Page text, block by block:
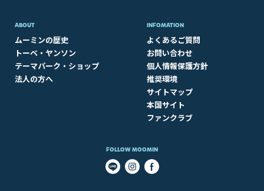
ABOUT​
ムーミンの歴史
トーベ・ヤンソン
テーマパーク・ショップ
法人の方へ
INFOMATION
よくあるご質問
お問い合わせ
個人情報保護方針
推奨環境
サイトマップ
本国サイト
ファンクラブ
FOLLOW MOOMIN